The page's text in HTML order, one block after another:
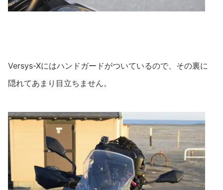
Versys-Xにはハンドガードがついているので、その裏に
隠れてあまり目立ちません。